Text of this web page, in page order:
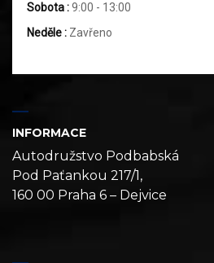
Sobota :9:00 - 13:00
Neděle : Zavřeno
INFORMACE
Autodružstvo Podbabská
Pod Paťankou 217/1,
160 00 Praha 6 – Dejvice